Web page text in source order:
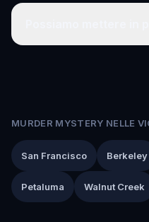
MURDER MYSTERY NELLE
San Francisco Berkeley
Petaluma Walnut Creek